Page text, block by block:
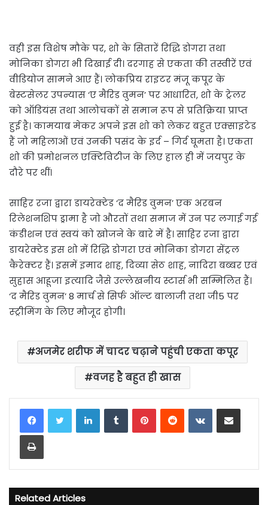
वही इस विशेष मौके पर, शो के सितारें रिद्धि डोगरा तथा
मोनिका डोगरा भी दिखाई दी। दरगाह से एकता की तस्वीरें एवं
वीडियोज सामने आए हैं। लोकप्रिय राइटर मंजू कपूर के
बेस्टसेलर उपन्यास ‘ए मैरिड वुमन’ पर आधारित, शो के ट्रेलर
को ऑडियंस तथा आलोचकों से समान रूप से प्रतिक्रिया प्राप्त
हुई है। कामयाब मेकर अपने इस शो को लेकर बहुत एक्साइटेड
हैं जो महिलाओं एवं उनकी पसंद के इर्द – गिर्द घूमता है। एकता
शो की प्रमोशनल एक्टिविटीज के लिए हाल ही में जयपुर के
दौरे पर थीं।
साहिर रजा द्वारा डायरेक्टेड ‘द मैरिड वुमन’ एक अरबन
रिलेशनशिप ड्रामा है जो औरतों तथा समाज में उन पर लगाई गई
कंडीशन एवं स्वयं को खोजने के बारे में है। साहिर रजा द्वारा
डायरेक्टेड इस शो में रिद्धि डोगरा एवं मोनिका डोगरा सेंट्रल
कैरेक्टर हैं। इसमें इमाद शाह, दिव्या सेठ शाह, नादिरा बब्बर एवं
सुहास आहूजा इत्यादि जैसे उल्लेखनीय स्टार्स भी सम्मिलित हैं।
‘द मैरिड वुमन’ 8 मार्च से सिर्फ ऑल्ट बालाजी तथा जी5 पर
स्ट्रीमिंग के लिए मौजूद होगी।
अजमेर शरीफ में चादर चढ़ाने पहुंची एकता कपूर
वजह है बहुत ही खास
LinkedInTumblrPinterestReddit VKontakteShare via Email
Print
Related Articles